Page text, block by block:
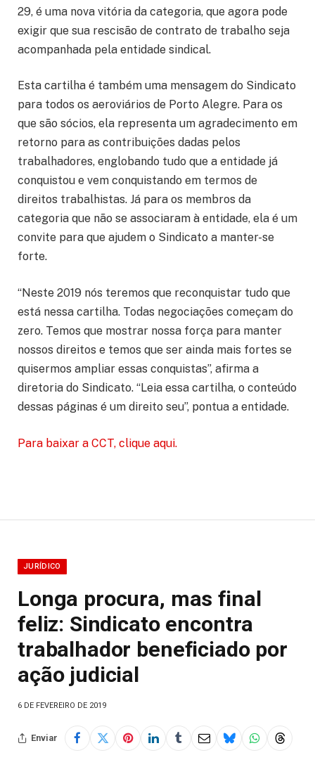
29, é uma nova vitória da categoria, que agora pode
exigir que sua rescisão de contrato de trabalho seja
acompanhada pela entidade sindical.
Esta cartilha é também uma mensagem do Sindicato
para todos os aeroviários de Porto Alegre. Para os
que são sócios, ela representa um agradecimento em
retorno para as contribuições dadas pelos
trabalhadores, englobando tudo que a entidade já
conquistou e vem conquistando em termos de
direitos trabalhistas. Já para os membros da
categoria que não se associaram à entidade, ela é um
convite para que ajudem o Sindicato a manter-se
forte.
“Neste 2019 nós teremos que reconquistar tudo que
está nessa cartilha. Todas negociações começam do
zero. Temos que mostrar nossa força para manter
nossos direitos e temos que ser ainda mais fortes se
quisermos ampliar essas conquistas”, afirma a
diretoria do Sindicato. “Leia essa cartilha, o conteúdo
dessas páginas é um direito seu”, pontua a entidade.
Para baixar a CCT, clique aqui.
JURÍDICO
Longa procura, mas final
feliz: Sindicato encontra
trabalhador beneficiado por
ação judicial
6 DE FEVEREIRO DE 2019
Enviar